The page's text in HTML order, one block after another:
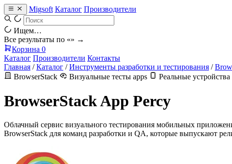
Migsoft Каталог Производители
Ищем…
Все результаты по «» →
Корзина 0
Каталог Производители Контакты
Главная / Каталог / Инструменты разработки и тестирования /
BrowserStack
Визуальные тесты apps Реальные устройства
BrowserStack App Percy
Облачный сервис визуального тестирования мобильных
BrowserStack для команд разработки и QA, которые выпускают